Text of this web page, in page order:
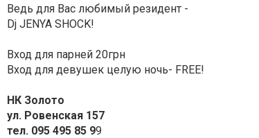
Ведь для Вас любимый резидент -
Dj JENYA SHOCK!
Вход для парней 20грн
Вход для девушек целую ночь- FREE!
НК Золото
ул. Ровенская 157
тел. 095 495 85 99